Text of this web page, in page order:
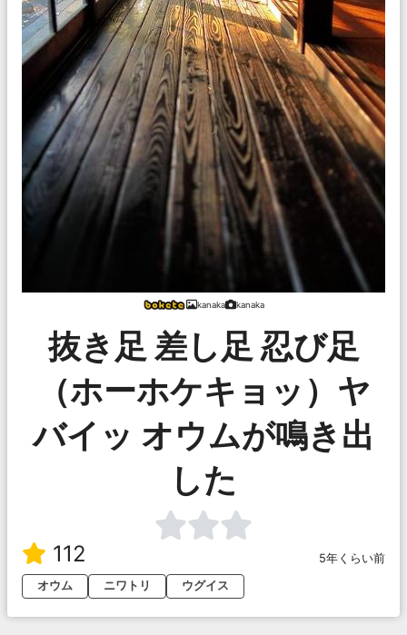
kanaka kanaka
抜き足 差し足 忍び足
（ホーホケキョッ）ヤ
バイッ オウムが鳴き出
した
112
5年くらい前
オウム
ニワトリ ウグイス